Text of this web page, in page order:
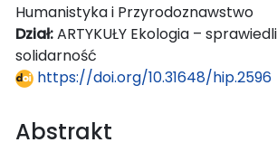
Humanistyka i Przyrodoznawstwo
Dział:ARTYKUŁY Ekologia –
solidarność
https://doi.org/10.31648/hip.2596
Abstrakt